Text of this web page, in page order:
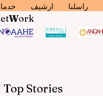
ارشيف راسلنا
etWork
Top Stories